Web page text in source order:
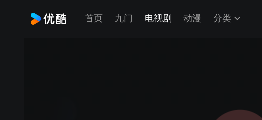
首页 九门 电视剧 动漫 分类